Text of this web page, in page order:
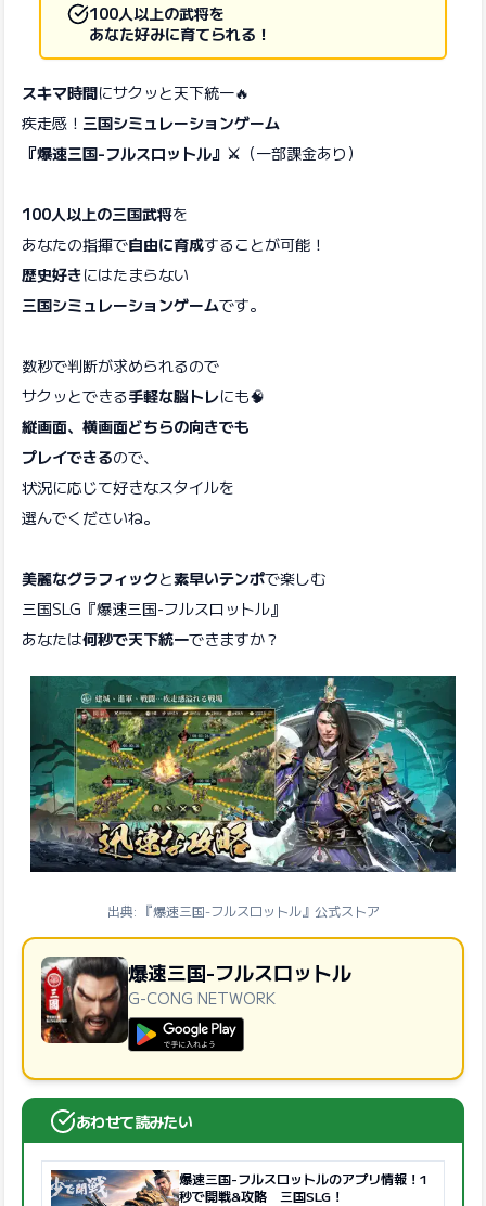
100人以上の武将を
あなた好みに育てられる！
スキマ時間にサクッと天下統一🔥
疾走感！ 三国シミュレーションゲーム
『爆速三国-フルスロットル』⚔️ （一部課金あり）
100人以上の三国武将を
あなたの指揮で自由に育成することが可能！
歴史好きにはたまらない
三国シミュレーションゲームです。
数秒で判断が求められるので
サクッとできる手軽な脳トレにも🧠
縦画面、横画面どちらの向きでも
プレイできるので、
状況に応じて好きなスタイルを
選んでくださいね。
美麗なグラフィックと素早いテンポで楽しむ
三国SLG『爆速三国-フルスロットル』
あなたは何秒で天下統一できますか？
出典: 『爆速三国-フルスロットル』公式ストア
爆速三国-フルスロットル
G-CONG NETWORK
あわせて読みたい
爆速三国-フルスロットルのアプリ情報！1
秒で開戦&攻略 三国SLG！